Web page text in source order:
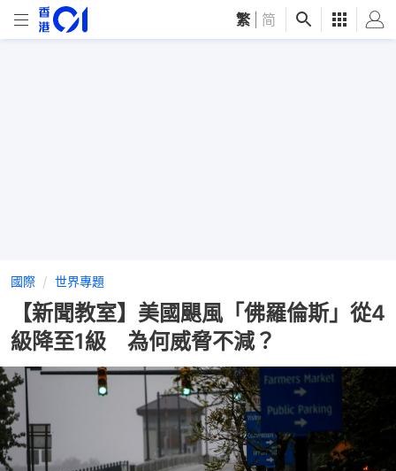
繁 简
國際 世界專題
【新聞教室】美國颶風「佛羅倫斯」從4
級降至1級 為何威脅不減？